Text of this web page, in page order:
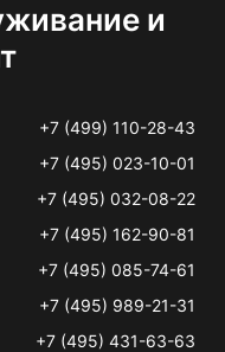
и
+7 (499) 110-28-43
+7 (495) 023-10-01
+7 (495) 032-08-22
+7 (495) 162-90-81
+7 (495) 085-74-61
+7 (495) 989-21-31
+7 (495) 431-63-63